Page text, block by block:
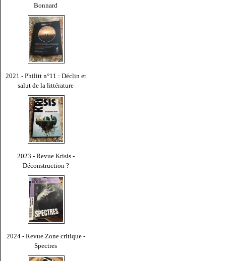
Bonnard
2021 - Philitt n°11 : Déclin et
salut de la littérature
2023 - Revue Krisis -
Déconstruction ?
2024 - Revue Zone critique -
Spectres